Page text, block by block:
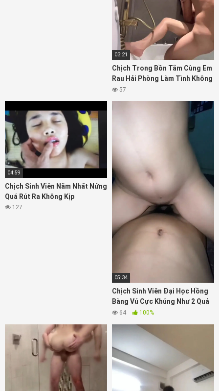
03:21
Chịch Trong Bồn Tắm Cùng Em
Rau Hải Phòng Làm Tình Không
Biết Mệt
57
04:59
Chịch Sinh Viên Năm Nhất Nứng
Quá Rút Ra Không Kịp
127
05:34
Chịch Sinh Viên Đại Học Hồng
Bàng Vú Cực Khủng Như 2 Quả
Bóng Căng Cứng
64 100%